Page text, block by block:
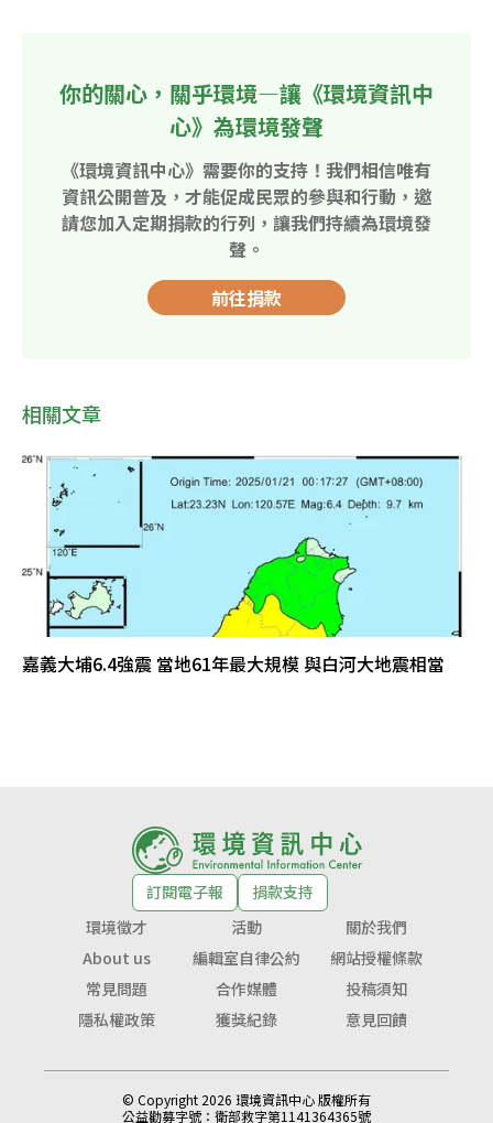
你的關心，關乎環境—讓《環境資訊中
心》為環境發聲
《環境資訊中心》需要你的支持！我們相信唯有
資訊公開普及，才能促成民眾的參與和行動，邀
請您加入定期捐款的行列，讓我們持續為環境發
聲。
前往捐款
相關文章
嘉義大埔6.4強震 當地61年最大規模 與白河大地震相當
訂閱電子報
捐款支持
環境徵才
活動
關於我們
About us
編輯室自律公約
網站授權條款
常見問題
合作媒體
投稿須知
隱私權政策
獲獎紀錄 意見回饋
© Copyright 2026 環境資訊中心 版權所有
公益勸募字號： 衛部救字第1141364365號